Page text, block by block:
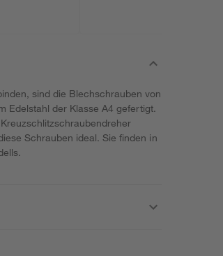
sind die Blechschrauben von
Edelstahl der Klasse A4 gefertigt.
Schrauben ideal. Sie finden in